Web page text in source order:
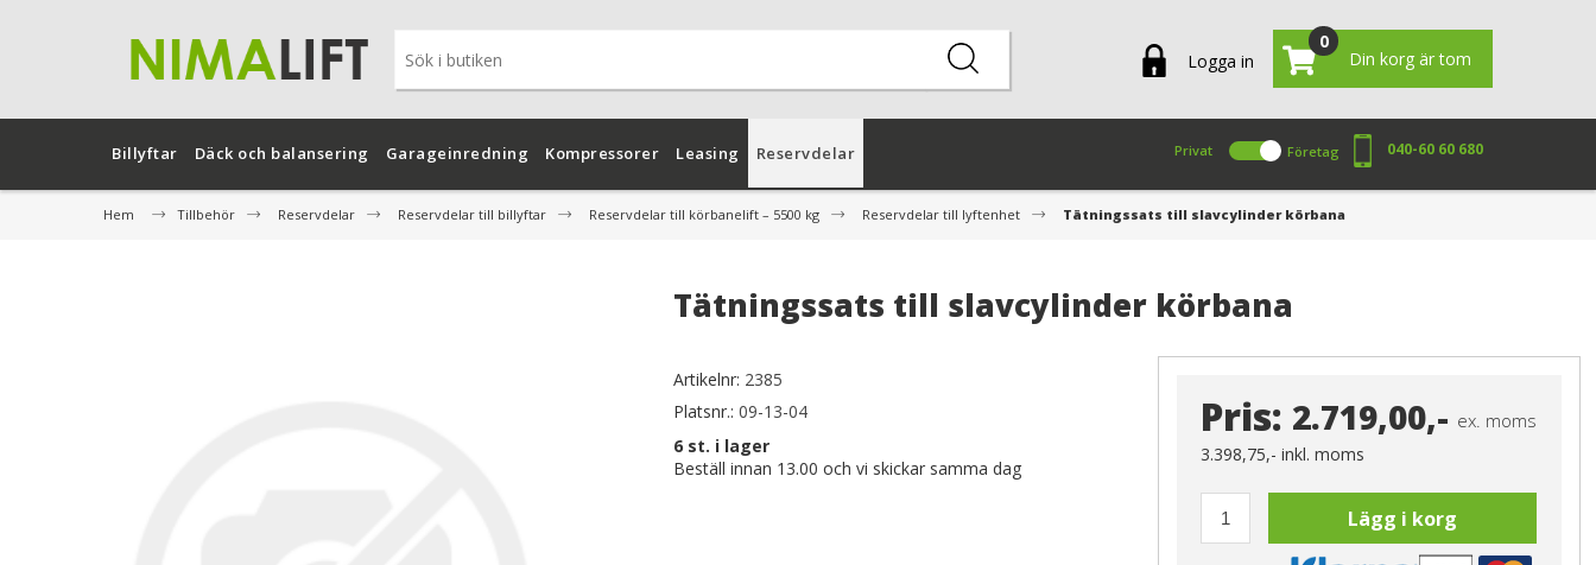
Logga in
0
Din korg är tom
Billyftar Däck och balansering Garageinredning Kompressorer Leasing Reservdelar Privat Företag 040-60 60 680
Hem Tillbehör Reservdelar Reservdelar till billyftar Reservdelar till körbanelift – 5500 kg Reservdelar till lyftenhet Tätningssats till slavcylinder körbana
Tätningssats till slavcylinder körbana
Artikelnr: 2385
Platsnr.: 09-13-04
6st. i lager
Beställ innan 13.00 och vi skickar samma dag
Pris: 2.719,00,- ex. moms
3.398,75,- inkl. moms
Lägg i korg